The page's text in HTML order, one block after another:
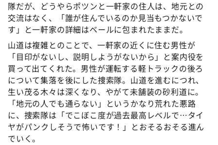
隊だが、どうやらポツンと一軒家の住人は、地元との
交流はなく、「誰が住んでいるのか見当もつかないで
す」と一軒家の詳細はベールに包まれたままだ。
山道は複雑とのことで、一軒家の近くに住む男性が
「目印がないし、説明しようがないから」と案内役を
買って出てくれた。男性が運転する軽トラックの後ろ
について集落を後にした捜索隊。山道を進むにつれ、
生い茂る木々は深くなり、やがて未舗装の砂利道に。
「地元の人でも通らない」というかなり荒れた悪路
に、捜索隊は「でこぼこ度が過去最高レベルで…タイ
ヤがパンクしそうで怖いです！」とおそるおそる進ん
でいく。